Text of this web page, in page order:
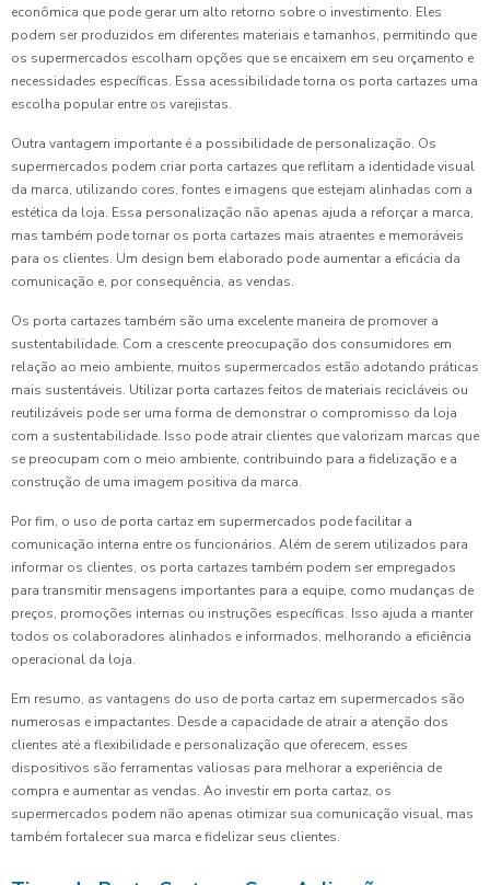
econômica que pode gerar um alto retorno sobre o investimento. Eles
podem ser produzidos em diferentes materiais e tamanhos, permitindo que
os supermercados escolham opções que se encaixem em seu orçamento e
necessidades específicas. Essa acessibilidade torna os porta cartazes uma
escolha popular entre os varejistas.
Outra vantagem importante é a possibilidade de personalização. Os
supermercados podem criar porta cartazes que reflitam a identidade visual
da marca, utilizando cores, fontes e imagens que estejam alinhadas com a
estética da loja. Essa personalização não apenas ajuda a reforçar a marca,
mas também pode tornar os porta cartazes mais atraentes e memoráveis
para os clientes. Um design bem elaborado pode aumentar a eficácia da
comunicação e, por consequência, as vendas.
Os porta cartazes também são uma excelente maneira de promover a
sustentabilidade. Com a crescente preocupação dos consumidores em
relação ao meio ambiente, muitos supermercados estão adotando práticas
mais sustentáveis. Utilizar porta cartazes feitos de materiais recicláveis ou
reutilizáveis pode ser uma forma de demonstrar o compromisso da loja
com a sustentabilidade. Isso pode atrair clientes que valorizam marcas que
se preocupam com o meio ambiente, contribuindo para a fidelização e a
construção de uma imagem positiva da marca.
Por fim, o uso de porta cartaz em supermercados pode facilitar a
comunicação interna entre os funcionários. Além de serem utilizados para
informar os clientes, os porta cartazes também podem ser empregados
para transmitir mensagens importantes para a equipe, como mudanças de
preços, promoções internas ou instruções específicas. Isso ajuda a manter
todos os colaboradores alinhados e informados, melhorando a eficiência
operacional da loja.
Em resumo, as vantagens do uso de porta cartaz em supermercados são
numerosas e impactantes. Desde a capacidade de atrair a atenção dos
clientes até a flexibilidade e personalização que oferecem, esses
dispositivos são ferramentas valiosas para melhorar a experiência de
compra e aumentar as vendas. Ao investir em porta cartaz, os
supermercados podem não apenas otimizar sua comunicação visual, mas
também fortalecer sua marca e fidelizar seus clientes.